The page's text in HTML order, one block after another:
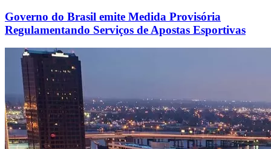
Governo do Brasil emite Medida Provisória
Regulamentando Serviços de Apostas Esportivas